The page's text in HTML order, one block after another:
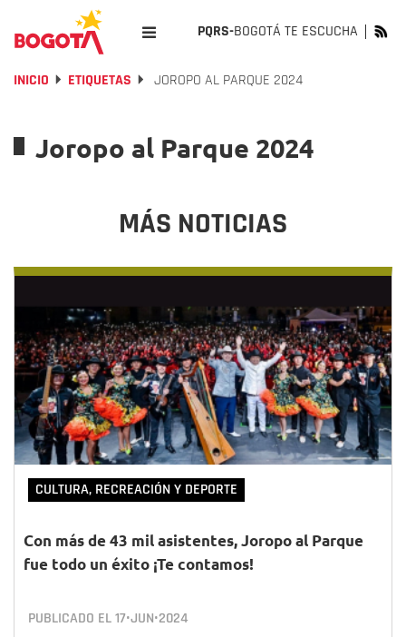
PQRS-BOGOTÁ TE ESCUCHA
INICIO ETIQUETAS JOROPO AL PARQUE 2024
Joropo al Parque 2024
MÁS NOTICIAS
CULTURA, RECREACIÓN Y DEPORTE
Con más de 43 mil asistentes, Joropo al Parque
fue todo un éxito ¡Te contamos!
PUBLICADO EL17•JUN•2024